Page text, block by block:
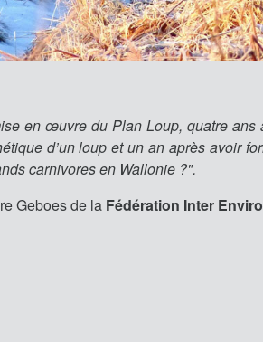
en œuvre du Plan Loup, quatre
d’un loup et un an après avoir
carnivores en Wallonie ?".
Geboes de la Fédération Inter